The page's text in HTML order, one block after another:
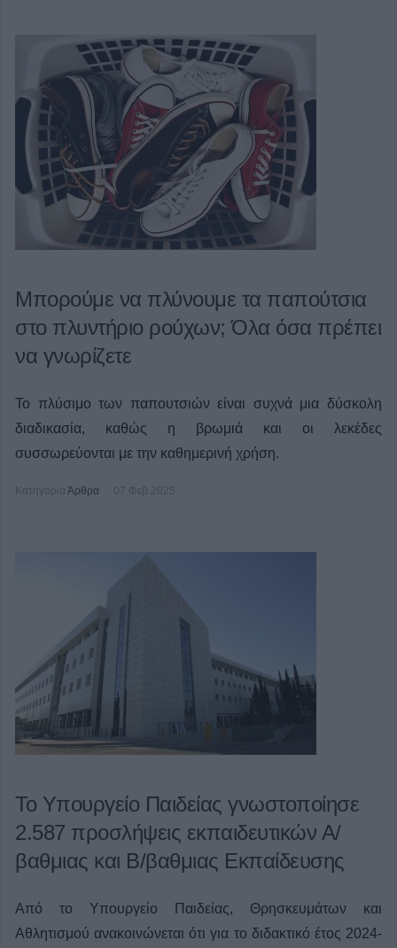
Μπορούμε να πλύνουμε τα παπούτσια
στο πλυντήριο ρούχων; Όλα όσα πρέπει
να γνωρίζετε
Το πλύσιμο των παπουτσιών είναι συχνά μια δύσκολη
διαδικασία, καθώς η βρωμιά και οι λεκέδες
συσσωρεύονται με την καθημερινή χρήση.
Κατηγορία Άρθρα 07 Φεβ 2025
Το Υπουργείο Παιδείας γνωστοποίησε
2.587 προσλήψεις εκπαιδευτικών Α/
βαθμιας και Β/βαθμιας Εκπαίδευσης
Από το Υπουργείο Παιδείας, Θρησκευμάτων και
Αθλητισμού ανακοινώνεται ότι για το διδακτικό έτος 2024-